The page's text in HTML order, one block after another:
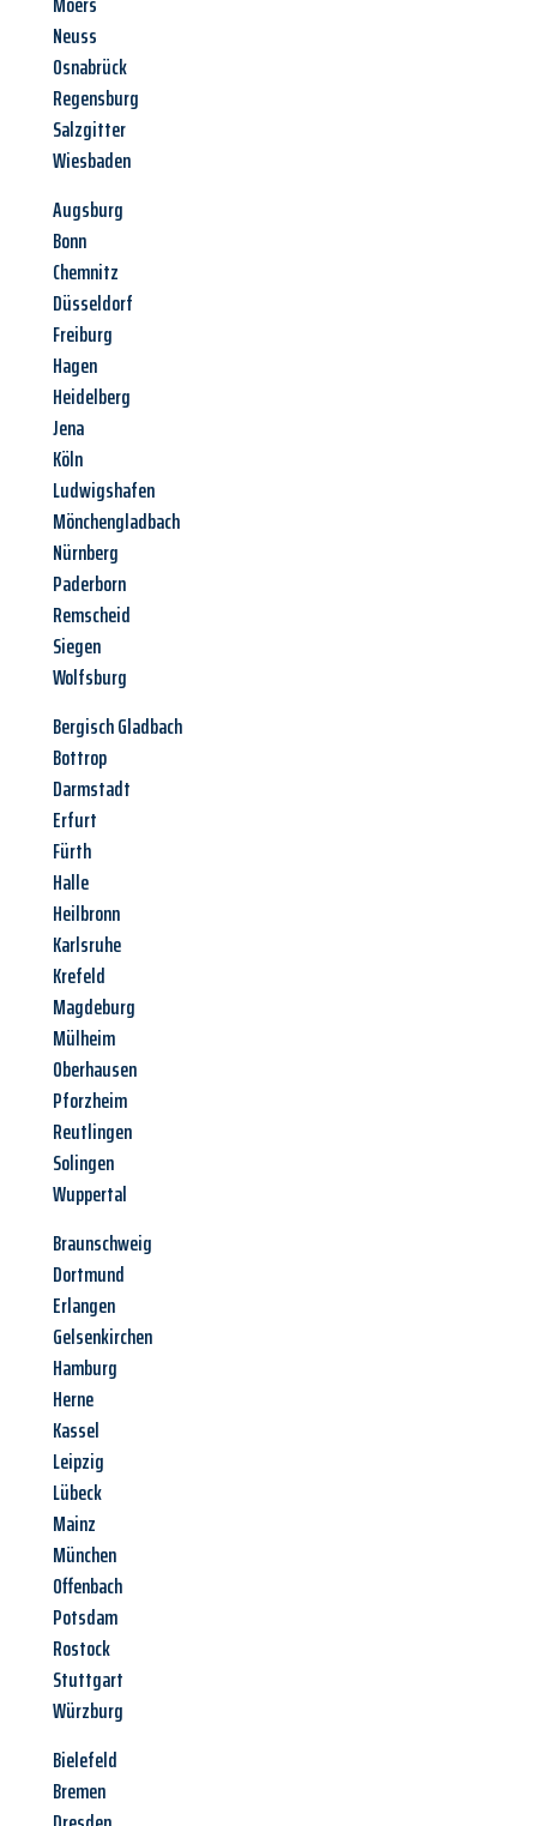
Neuss
Osnabrück
Regensburg
Salzgitter
Wiesbaden
Augsburg
Bonn
Chemnitz
Düsseldorf
Freiburg
Hagen
Heidelberg
Jena
Köln
Ludwigshafen
Mönchengladbach
Nürnberg
Paderborn
Remscheid
Siegen
Wolfsburg
Bergisch Gladbach
Bottrop
Darmstadt
Erfurt
Fürth
Halle
Heilbronn
Karlsruhe
Krefeld
Magdeburg
Mülheim
Oberhausen
Pforzheim
Reutlingen
Solingen
Wuppertal
Braunschweig
Dortmund
Erlangen
Gelsenkirchen
Hamburg
Herne
Kassel
Leipzig
Lübeck
Mainz
München
Offenbach
Potsdam
Rostock
Stuttgart
Würzburg
Bielefeld
Bremen